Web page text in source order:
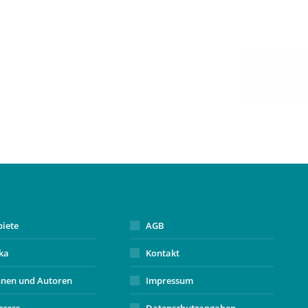
und Autoren
AGB
Kontakt
Impressum